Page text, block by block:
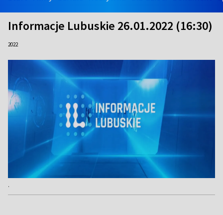
Informacje Lubuskie 26.01.2022 (16:30)
2022
.